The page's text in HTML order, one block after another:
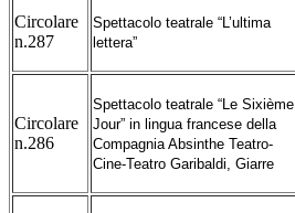
Circolare
n.287
Spettacolo teatrale “L’ultima
lettera”
Circolare
n.286
Spettacolo teatrale “Le Sixième
Jour” in lingua francese della
Compagnia Absinthe Teatro-
Cine-Teatro Garibaldi, Giarre